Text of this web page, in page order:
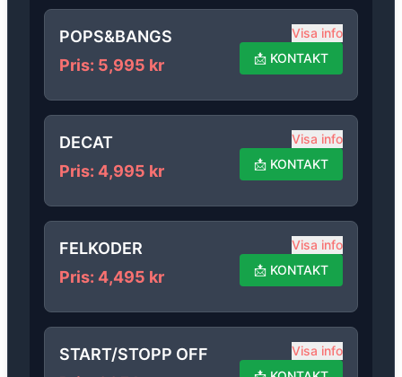
POPS&BANGS
Pris: 5,995 kr
Visa info
📩 KONTAKT
DECAT
Pris: 4,995 kr
Visa info
📩 KONTAKT
FELKODER
Pris: 4,495 kr
Visa info
📩 KONTAKT
START/STOPP OFF
Visa info